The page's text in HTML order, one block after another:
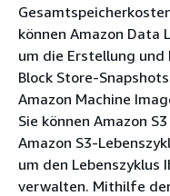
können Amazon Data
um die Erstellung und
Block Store-
Amazon Machine
Sie können Amazon
Amazon S3-
um den Lebenszyklus
verwalten. Mithilfe